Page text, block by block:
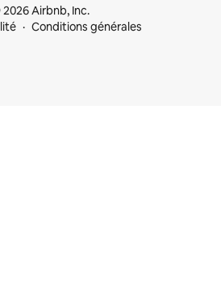
Airbnb, Inc.
Conditions générales